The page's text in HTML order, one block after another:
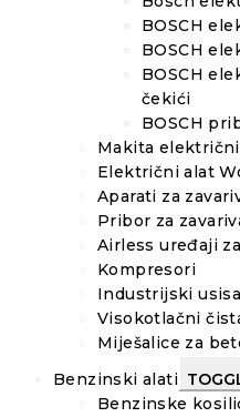
BOSCH
BOSCH
BOSCH
čekići
BOSCH
Makita
Električni alat
Aparati za
Pribor za
Airless uređaji
Kompresori
Industrijski
Visokotlačni
Miješalice za
Benzinski alati
Benzinske